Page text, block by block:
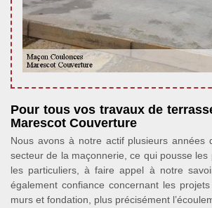
Pour tous vos travaux de
Marescot Couverture
Nous avons à notre actif plusieurs années
secteur de la maçonnerie, ce qui pousse
les particuliers, à faire appel à notre
également confiance concernant les
murs et fondation, plus précisément